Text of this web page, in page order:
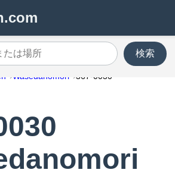
は場所
検索
Wasedanomori 367-0030